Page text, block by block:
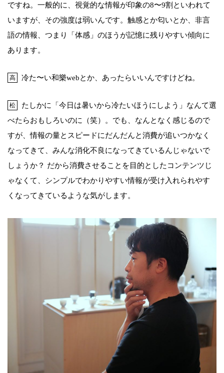
ですね。一般的に、視覚的な情報が印象の8〜9割といわれて
いますが、その強度は弱いんです。触感とか匂いとか、非言
語の情報、つまり「体感」のほうが記憶に残りやすい傾向に
あります。
高 冷た〜い和樂webとか、あったらいいんですけどね。
松
たしかに「今日は暑いから冷たいほうにしよう」なんて選
べたらおもしろいのに（笑）。でも、なんとなく感じるので
すが、情報の量とスピードにだんだんと消費が追いつかなく
なってきて、みんな消化不良になってきているんじゃないで
しょうか？ だから消費させることを目的としたコンテンツじ
ゃなくて、シンプルでわかりやすい情報が受け入れられやす
くなってきているような気がします。